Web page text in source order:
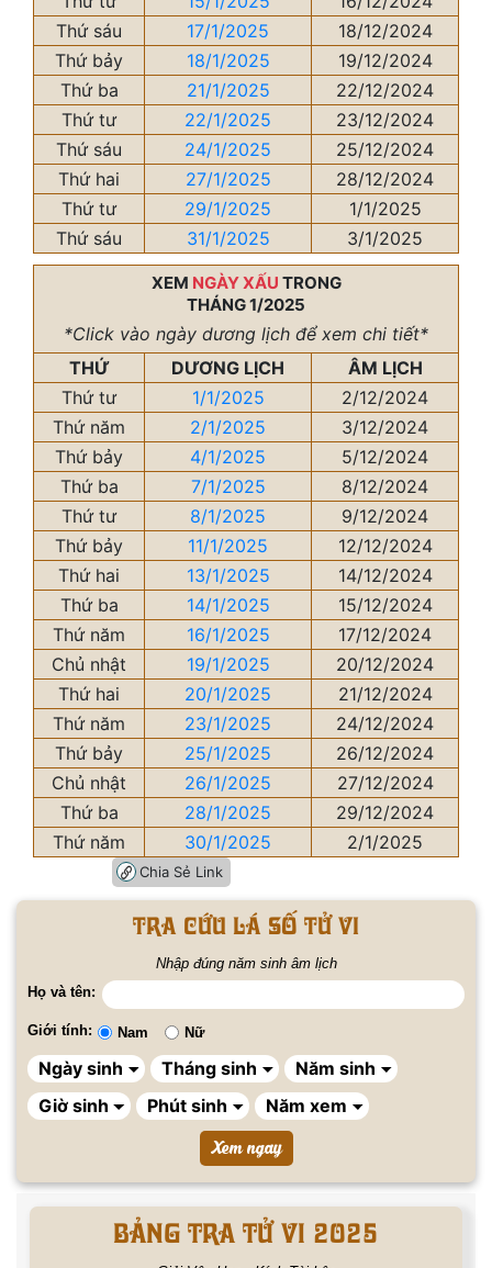
Thứ sáu
17/1/2025
18/12/2024
Thứ bảy
18/1/2025
19/12/2024
Thứ ba
21/1/2025
22/12/2024
Thứ tư
22/1/2025
23/12/2024
Thứ sáu
24/1/2025
25/12/2024
Thứ hai
27/1/2025
28/12/2024
Thứ tư
29/1/2025
1/1/2025
Thứ sáu
31/1/2025 3/1/2025
XEM NGÀY XẤU TRONG
THÁNG 1/2025
*Click vào ngày dương lịch để xem chi tiết*
THỨ
DƯƠNG LỊCH
ÂM LỊCH
Thứ tư
1/1/2025
2/12/2024
Thứ năm
2/1/2025
3/12/2024
Thứ bảy
4/1/2025
5/12/2024
Thứ ba
7/1/2025
8/12/2024
Thứ tư
8/1/2025
9/12/2024
Thứ bảy
11/1/2025
12/12/2024
Thứ hai
13/1/2025
14/12/2024
Thứ ba
14/1/2025
15/12/2024
Thứ năm
16/1/2025
17/12/2024
Chủ nhật
19/1/2025
20/12/2024
Thứ hai
20/1/2025
21/12/2024
Thứ năm
23/1/2025
24/12/2024
Thứ bảy
25/1/2025
26/12/2024
Chủ nhật
26/1/2025
27/12/2024
Thứ ba
28/1/2025
29/12/2024
Thứ năm
30/1/2025 2/1/2025
Chia Sẻ Link
Tra cứu lá số tử vi
Nhập đúng năm sinh âm lịch
Họ và tên:
Giới tính: Nam Nữ
BẢNG TRA TỬ VI 2025